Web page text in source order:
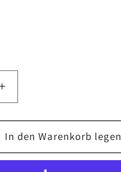
Erhöhe
die
Menge
für
2019-
In den Warenkorb legen